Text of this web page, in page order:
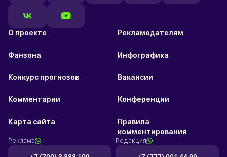
О проекте Рекламодателям
Фанзона Инфографика
Конкурс прогнозов Вакансии
Комментарии Конференции
Карта сайта
Правила
комментирования
Реклама Редакция